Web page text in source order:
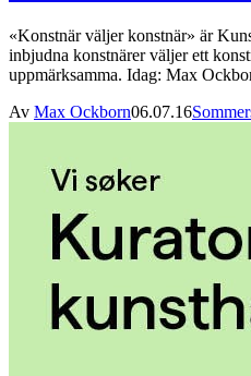
«Konstnär väljer konstnär» är
inbjudna konstnärer väljer ett
uppmärksamma. Idag: Max
Av Max Ockborn06.07.16